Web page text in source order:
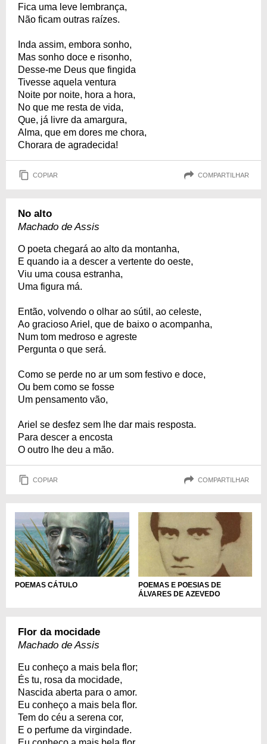
Fica uma leve lembrança,
Não ficam outras raízes.
Inda assim, embora sonho,
Mas sonho doce e risonho,
Desse-me Deus que fingida
Tivesse aquela ventura
Noite por noite, hora a hora,
No que me resta de vida,
Que, já livre da amargura,
Alma, que em dores me chora,
Chorara de agradecida!
COPIAR COMPARTILHAR
No alto
Machado de Assis
O poeta chegará ao alto da montanha,
E quando ia a descer a vertente do oeste,
Viu uma cousa estranha,
Uma figura má.
Então, volvendo o olhar ao sútil, ao celeste,
Ao gracioso Ariel, que de baixo o acompanha,
Num tom medroso e agreste
Pergunta o que será.
Como se perde no ar um som festivo e doce,
Ou bem como se fosse
Um pensamento vão,
Ariel se desfez sem lhe dar mais resposta.
Para descer a encosta
O outro lhe deu a mão.
COPIAR COMPARTILHAR
POEMAS CÁTULO
POEMAS E POESIAS DE
ÁLVARES DE AZEVEDO
Flor da mocidade
Machado de Assis
Eu conheço a mais bela flor;
És tu, rosa da mocidade,
Nascida aberta para o amor.
Eu conheço a mais bela flor.
Tem do céu a serena cor,
E o perfume da virgindade.